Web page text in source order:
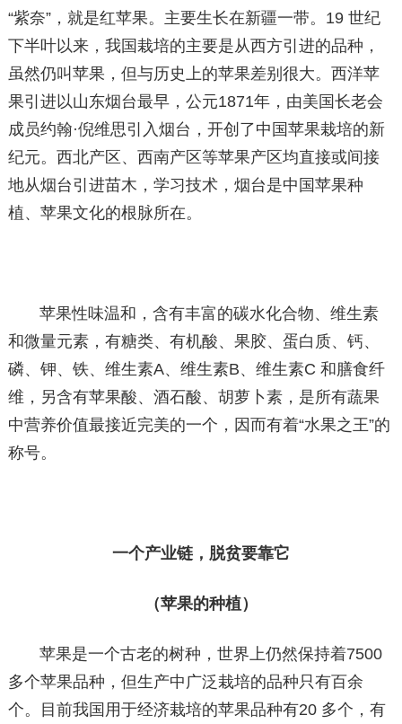
“紫奈”，就是红苹果。主要生长在新疆一带。19 世纪
下半叶以来，我国栽培的主要是从西方引进的品种，
虽然仍叫苹果，但与历史上的苹果差别很大。西洋苹
果引进以山东烟台最早，公元1871年，由美国长老会
成员约翰·倪维思引入烟台，开创了中国苹果栽培的新
纪元。西北产区、西南产区等苹果产区均直接或间接
地从烟台引进苗木，学习技术，烟台是中国苹果种
植、苹果文化的根脉所在。
苹果性味温和，含有丰富的碳水化合物、维生素
和微量元素，有糖类、有机酸、果胶、蛋白质、钙、
磷、钾、铁、维生素A、维生素B、维生素C 和膳食纤
维，另含有苹果酸、酒石酸、胡萝卜素，是所有蔬果
中营养价值最接近完美的一个，因而有着“水果之王”的
称号。
一个产业链，脱贫要靠它
（苹果的种植）
苹果是一个古老的树种，世界上仍然保持着7500
多个苹果品种，但生产中广泛栽培的品种只有百余
个。目前我国用于经济栽培的苹果品种有20 多个，有